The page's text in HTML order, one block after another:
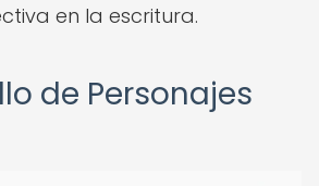
en la escritura.
de Personajes